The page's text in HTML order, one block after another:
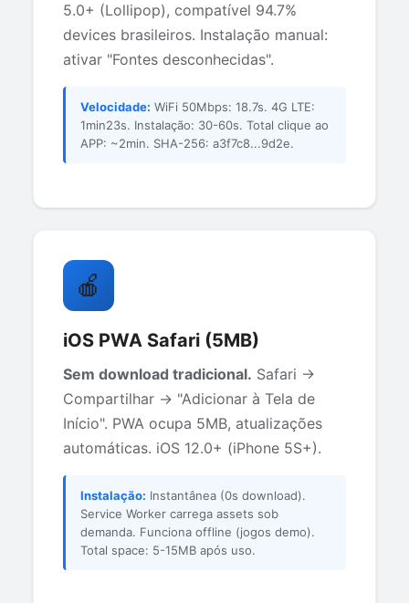
5.0+ (Lollipop), compatível 94.7%
devices brasileiros. Instalação manual:
ativar "Fontes desconhecidas".
Velocidade: WiFi 50Mbps: 18.7s. 4G LTE:
1min23s. Instalação: 30-60s. Total clique ao
APP: ~2min. SHA-256: a3f7c8...9d2e.
🍎
iOS PWA Safari (5MB)
Sem download tradicional. Safari →
Compartilhar → "Adicionar à Tela de
Início". PWA ocupa 5MB, atualizações
automáticas. iOS 12.0+ (iPhone 5S+).
Instalação: Instantânea (0s download).
Service Worker carrega assets sob
demanda. Funciona offline (jogos demo).
Total space: 5-15MB após uso.